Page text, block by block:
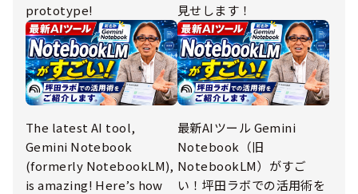
prototype!
見せします！
The latest AI tool,
Gemini Notebook
(formerly NotebookLM),
is amazing! Here’s how
最新AIツール Gemini
Notebook（旧
NotebookLM）がすご
い！坪田ラボでの活用術を